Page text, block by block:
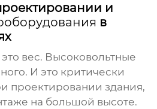
и
в
вес. Высоковольтные
И это критически
проектировании здания,
на большой высоте.